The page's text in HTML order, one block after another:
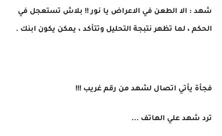
شهد : الا الطعن في الاعراض يا نور !! بلاش تستعجل في
الحكم ، لما تظهر نتبجة التحليل وتتأكد ، يمكن يكون ابنك .
فجأة يأتي اتصال لشهد من رقم غريب !!!
ترد شهد علي الهاتف ...